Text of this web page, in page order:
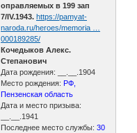
оправляемых в 199 зап
7/IV.1943. https://pamyat-
naroda.ru/heroes/memoria …
000189285/
Кочедыков Алекс.
Степанович
Дата рождения: __.__.1904
Место рождения: РФ,
Пензенская область
Дата и место призыва:
__.__.1941
Последнее место службы:30